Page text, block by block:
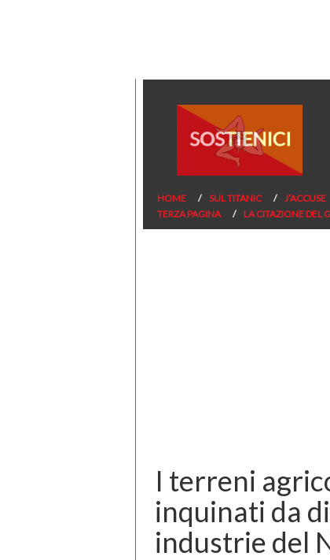
HOME SUL TITANIC J’ACCUSE
TERZA PAGINA
LA CITAZIONE DEL
I terreni
inquinati da
industrie del